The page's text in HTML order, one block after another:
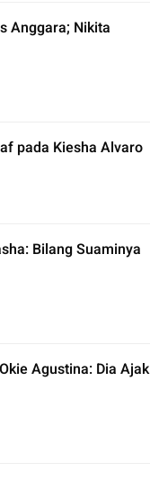
Anggara; Nikita
pada Kiesha Alvaro
Bilang Suaminya
Agustina: Dia Ajak